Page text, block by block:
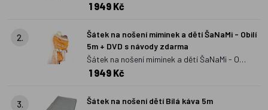
Kaštany 5m + DVD s návody zdarma
1 949 Kč
2.
Šátek na nošení miminek a dětí ŠaNaMi - Obilí
5m + DVD s návody zdarma
Šátek na nošení miminek a dětí ŠaNaMi - Obilí
5m + DVD s návody zdarma
1 949 Kč
3.
Šátek na nošení dětí Bílá káva 5m